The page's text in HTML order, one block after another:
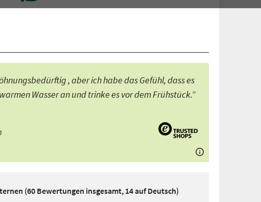
, aber ich habe das Gefühl, dass es
Wasser an und trinke es vor dem Frühstück.”
(60 Bewertungen insgesamt, 14 auf Deutsch)